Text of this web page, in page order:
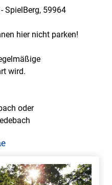
SpielBerg, 59964
hier nicht parken!
wird.
oder